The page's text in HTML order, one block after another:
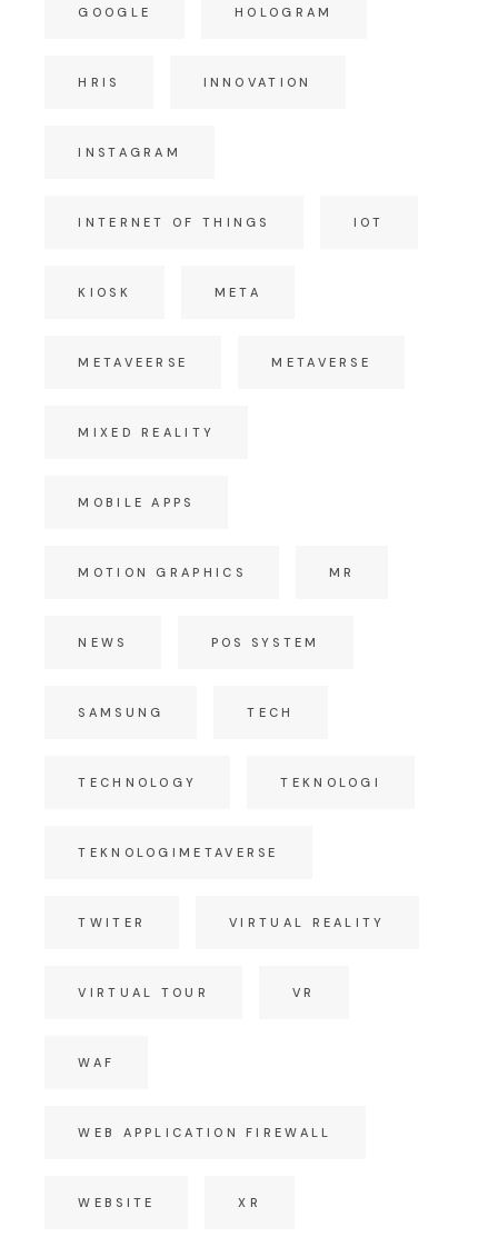
GOOGLE HOLOGRAM
HRIS INNOVATION
INSTAGRAM
INTERNET OF THINGS IOT
KIOSK META
METAVEERSE METAVERSE
MIXED REALITY
MOBILE APPS
MOTION GRAPHICS MR
NEWS POS SYSTEM
SAMSUNG TECH
TECHNOLOGY TEKNOLOGI
TEKNOLOGIMETAVERSE
TWITER VIRTUAL REALITY
VIRTUAL TOUR VR
WAF
WEB APPLICATION FIREWALL
WEBSITE XR